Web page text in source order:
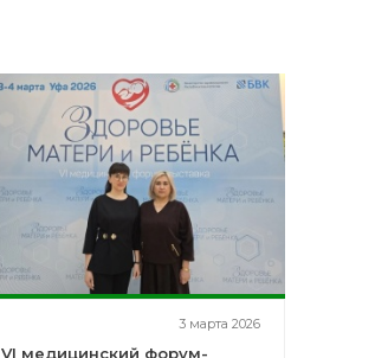
3 марта 2026
VI медицинский форум-